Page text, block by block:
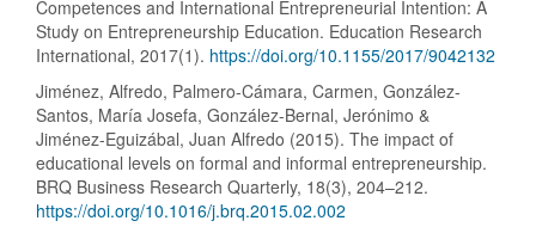
Competences and International Entrepreneurial Intention: A
Study on Entrepreneurship Education. Education Research
International, 2017(1). https://doi.org/10.1155/2017/9042132
Jiménez, Alfredo, Palmero-Cámara, Carmen, González-
Santos, María Josefa, González-Bernal, Jerónimo &
Jiménez-Eguizábal, Juan Alfredo (2015). The impact of
educational levels on formal and informal entrepreneurship.
BRQ Business Research Quarterly, 18(3), 204–212.
https://doi.org/10.1016/j.brq.2015.02.002